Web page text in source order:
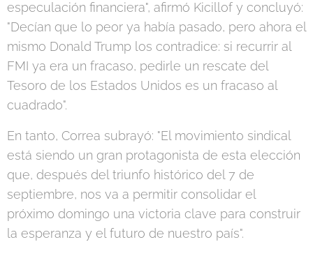
especulación financiera", afirmó Kicillof y concluyó:
"Decían que lo peor ya había pasado, pero ahora el
mismo Donald Trump los contradice: si recurrir al
FMI ya era un fracaso, pedirle un rescate del
Tesoro de los Estados Unidos es un fracaso al
cuadrado".
En tanto, Correa subrayó: "El movimiento sindical
está siendo un gran protagonista de esta elección
que, después del triunfo histórico del 7 de
septiembre, nos va a permitir consolidar el
próximo domingo una victoria clave para construir
la esperanza y el futuro de nuestro país".